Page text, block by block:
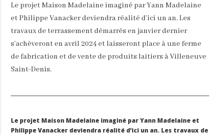
Le projet Maison Madelaine imaginé par Yann Madelaine
et Philippe Vanacker deviendra réalité d’ici un an. Les
travaux de terrassement démarrés en janvier dernier
s’achèveront en avril 2024 et laisseront place à une ferme
de fabrication et de vente de produits laitiers à Villeneuve
Saint-Denis.
Le projet Maison Madelaine imaginé par Yann Madelaine et
Philippe Vanacker deviendra réalité d’ici un an. Les travaux de